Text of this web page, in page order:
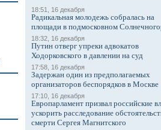
18:51, 16 декабря
Радикальная молодежь собралась на
площади в подмосковном
18:32, 16 декабря
Путин отверг упреки адвокатов
Ходорковского в давлении на суд
17:58, 16 декабря
Задержан один из предполагаемых
организаторов беспорядков в Москве
17:10, 16 декабря
Европарламент призвал российские
ускорить расследование
смерти Сергея Магнитского